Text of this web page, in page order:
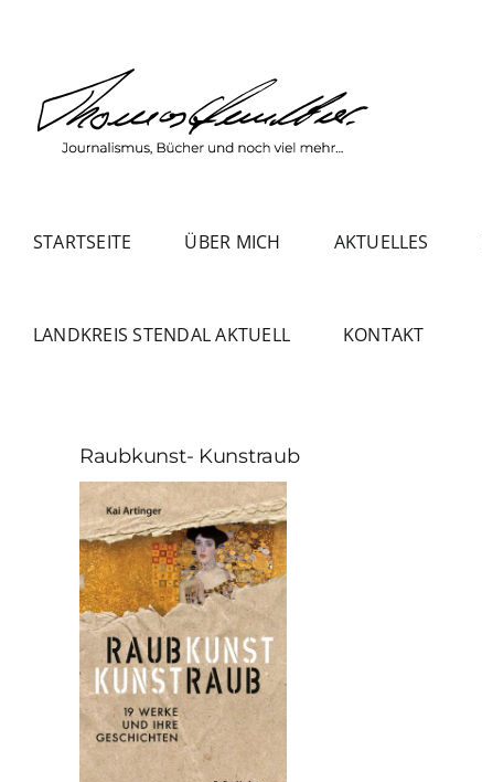
springen
STARTSEITE ÜBER MICH AKTUELLES
LANDKREIS STENDAL AKTUELL KONTAKT
Raubkunst- Kunstraub